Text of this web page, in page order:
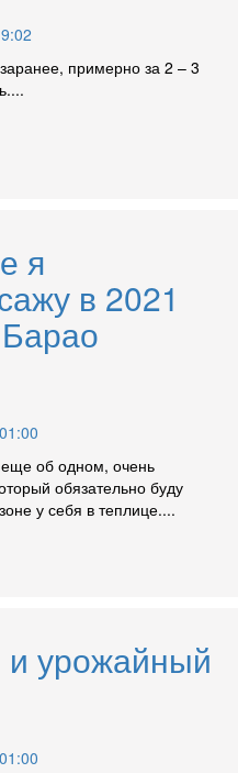
примерно за 2 – 3
я
в 2021
еще об одном, очень
обязательно буду
у себя в теплице....
урожайный